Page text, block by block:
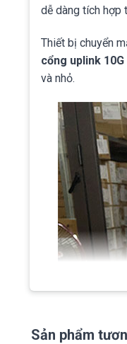
dễ dàng tích hợp
Thiết bị chuyển
cổng uplink 10G
và nhỏ.
Sản phẩm